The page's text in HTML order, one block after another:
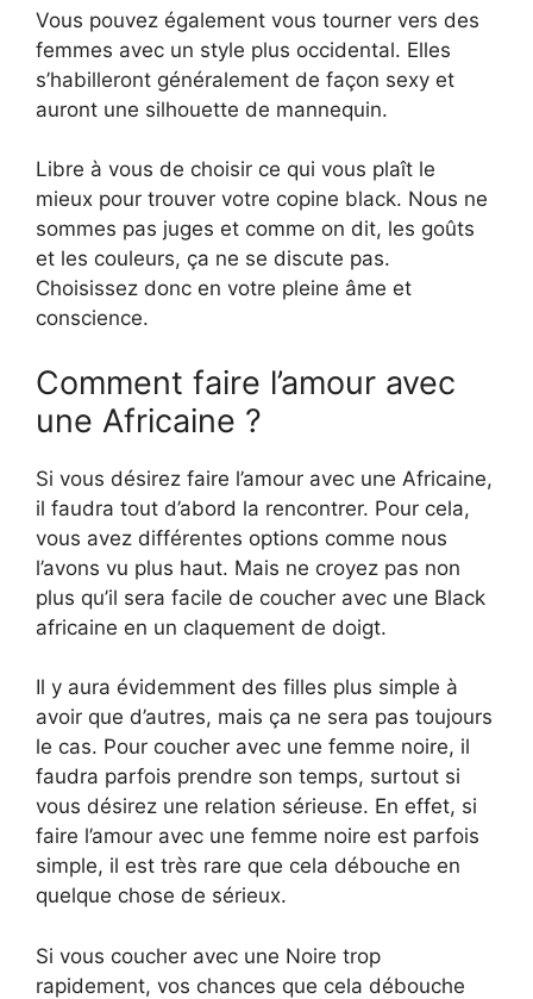
Vous pouvez également vous tourner vers des
femmes avec un style plus occidental. Elles
s’habilleront généralement de façon sexy et
auront une silhouette de mannequin.
Libre à vous de choisir ce qui vous plaît le
mieux pour trouver votre copine black. Nous ne
sommes pas juges et comme on dit, les goûts
et les couleurs, ça ne se discute pas.
Choisissez donc en votre pleine âme et
conscience.
Comment faire l’amour avec
une Africaine ?
Si vous désirez faire l’amour avec une Africaine,
il faudra tout d’abord la rencontrer. Pour cela,
vous avez différentes options comme nous
l’avons vu plus haut. Mais ne croyez pas non
plus qu’il sera facile de coucher avec une Black
africaine en un claquement de doigt.
Il y aura évidemment des filles plus simple à
avoir que d’autres, mais ça ne sera pas toujours
le cas. Pour coucher avec une femme noire, il
faudra parfois prendre son temps, surtout si
vous désirez une relation sérieuse. En effet, si
faire l’amour avec une femme noire est parfois
simple, il est très rare que cela débouche en
quelque chose de sérieux.
Si vous coucher avec une Noire trop
rapidement, vos chances que cela débouche